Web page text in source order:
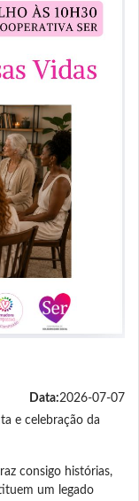
Data:2026-07-07
e celebração da
consigo histórias,
um legado